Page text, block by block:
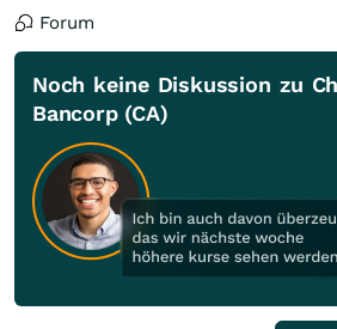
Forum
Noch keine Diskussion zu
Bancorp (CA)